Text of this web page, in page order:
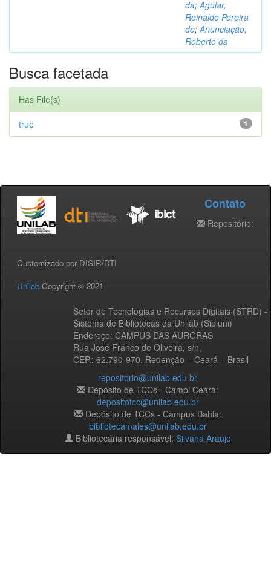
da;Aguiar,
Reinaldo Pereira
de;Anunciação,
Roberto da
Busca facetada
Has File(s)
1
true
Customizado por DISIR/DTI
Unilab Copyright © 2021
Setor de Tecnologias e Recursos Digitais (STRD) -
Sistema de Bibliotecas da Unilab (Sibiuni)
Endereço: CAMPUS DAS AURORAS
Rua José Franco de Oliveira, s/n,
CEP.: 62.790-970, Redenção – Ceará – Brasil
Contato
Repositório:
repositorio@unilab.edu.br
Depósito de TCCs - Campi Ceará:
depositotcc@unilab.edu.br
Depósito de TCCs - Campus Bahia:
bibliotecamales@unilab.edu.br
Bibliotecária responsável: Silvana Araújo